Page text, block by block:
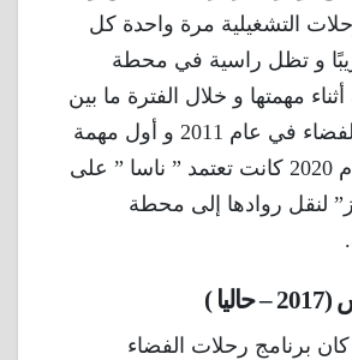
التشغيلية مرة واحدة كل
و تظل راسية في محطة
أثناء مهمتها و خلال الفترة ما بين
تقاعد مكوك الفضاء في عام 2011 و أول مهمة
نقل تجارية عام 2020 كانت تعتمد ” ناسا ” على
لنقل روادها إلى محطة
)
منذ عام 2017 كان برنامج رحلات الفضاء